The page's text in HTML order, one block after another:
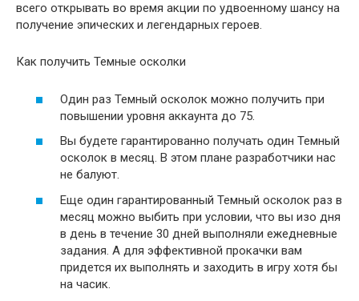
всего открывать во время акции по удвоенному шансу на
получение эпических и легендарных героев.
Как получить Темные осколки
Один раз Темный осколок можно получить при
повышении уровня аккаунта до 75.
Вы будете гарантированно получать один Темный
осколок в месяц. В этом плане разработчики нас
не балуют.
Еще один гарантированный Темный осколок раз в
месяц можно выбить при условии, что вы изо дня
в день в течение 30 дней выполняли ежедневные
задания. А для эффективной прокачки вам
придется их выполнять и заходить в игру хотя бы
на часик.